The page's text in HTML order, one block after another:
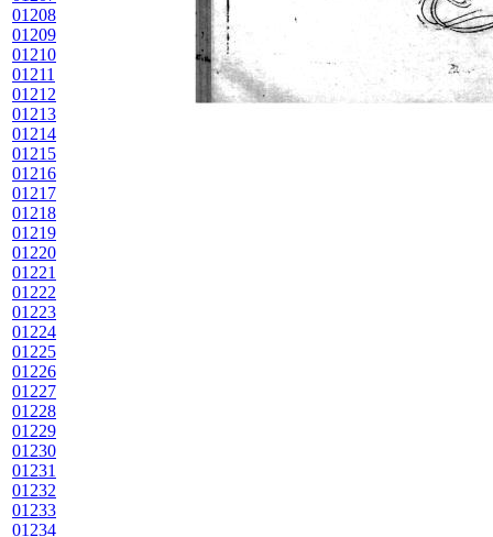
01208
01209
01210
01211
01212
01213
01214
01215
01216
01217
01218
01219
01220
01221
01222
01223
01224
01225
01226
01227
01228
01229
01230
01231
01232
01233
01234